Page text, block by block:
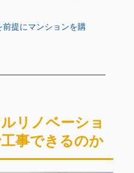
提にマンションを購
リノベーショ
事できるのか